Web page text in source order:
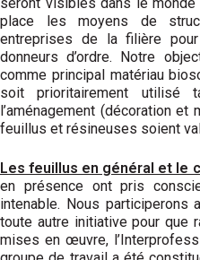
place les moyens de
entreprises de la filière
donneurs d’ordre. Notre
comme principal matériau
soit prioritairement utilisé
l’aménagement (décoration
feuillus et résineuses soient
Les feuillus en général et le
en présence ont pris
intenable. Nous participerons
toute autre initiative pour que
mises en œuvre,